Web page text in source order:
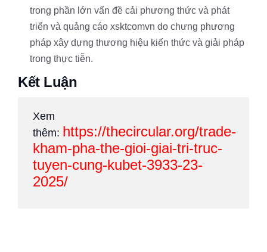
trong phần lớn vấn đề cải phương thức và phát
triển và quảng cáo xsktcomvn do chưng phương
pháp xây dựng thương hiệu kiến thức và giải pháp
trong thực tiễn.
Kết Luận
Xem
thêm: https://thecircular.org/trade-
kham-pha-the-gioi-giai-tri-truc-
tuyen-cung-kubet-3933-23-
2025/